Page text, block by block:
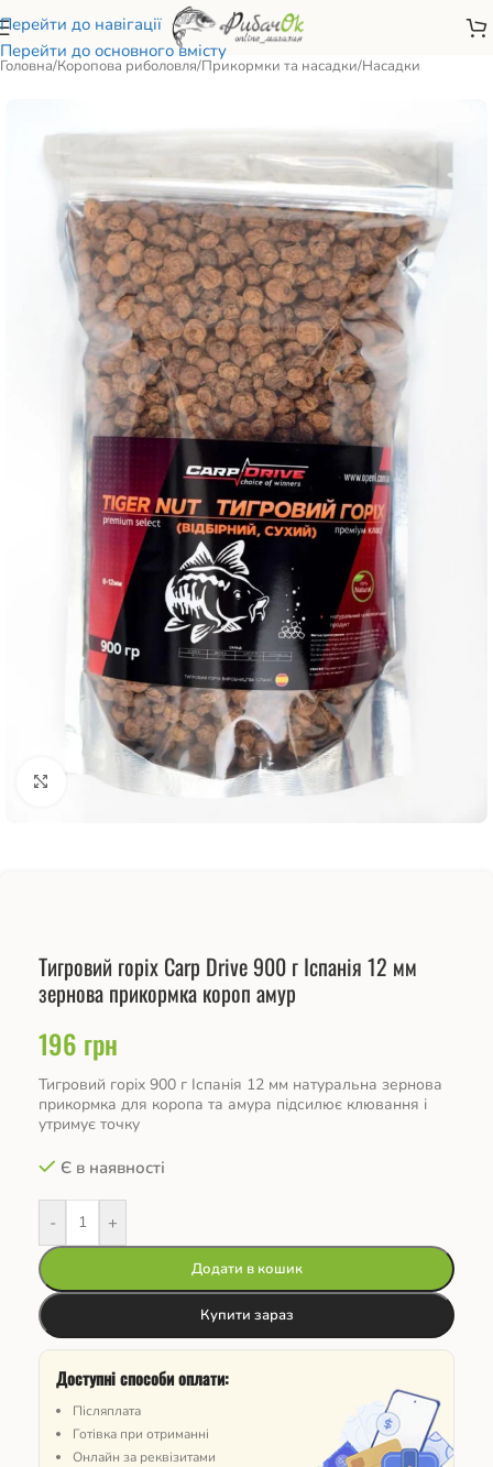
Перейти до навігації
Перейти до основного вмісту
Головна/Коропова риболовля/Прикормки та насадки/Насадки
Натисніть, щоб збільшити
Тигровий горіх Carp Drive 900 г Іспанія 12 мм
зернова прикормка короп амур
196 грн
Тигровий горіх 900 г Іспанія 12 мм натуральна зернова
прикормка для коропа та амура підсилює клювання і
утримує точку
Є в наявності
- +
Додати в кошик
Купити зараз
Доступні способи оплати:
Післяплата
Готівка при отриманні
Онлайн за реквізитами